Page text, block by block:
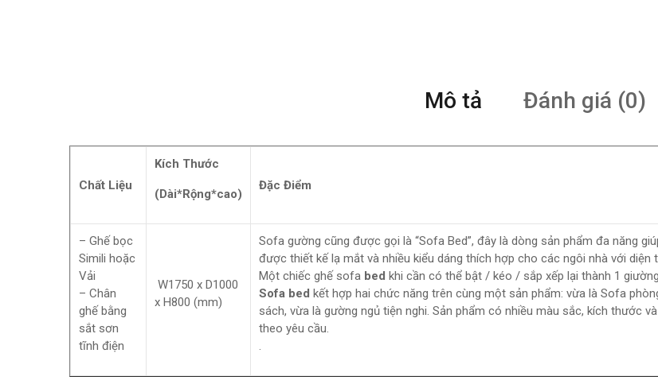
Mô tả Đánh giá (0)
Chất Liệu
Kích Thước
(Dài*Rộng*cao)
Đặc Điểm
– Ghế bọc
Simili hoặc
Vải
– Chân
ghế bằng
sắt sơn
tĩnh điện
W1750 x D1000
x H800 (mm)
Sofa gường cũng được gọi là “Sofa Bed”, đây là dòng sản phẩm đa năng
được thiết kế lạ mắt và nhiều kiểu dáng thích hợp cho các ngôi nhà với diện
Một chiếc ghế sofa bed khi cần có thể bật / kéo / sắp xếp lại thành 1
Sofa bed kết hợp hai chức năng trên cùng một sản phẩm: vừa là Sofa
sách, vừa là gường ngủ tiện nghi. Sản phẩm có nhiều màu sắc, kích thước
theo yêu cầu.